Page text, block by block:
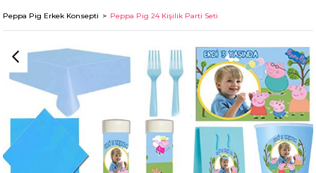
Peppa Pig Erkek Konsepti Peppa Pig 24 Kişilik Parti Seti